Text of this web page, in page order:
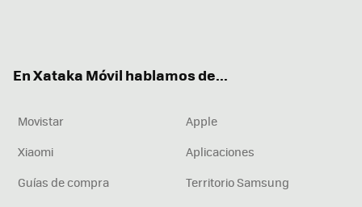
En Xataka Móvil hablamos de...
Movistar
Apple
Xiaomi
Aplicaciones
Guías de compra
Territorio Samsung